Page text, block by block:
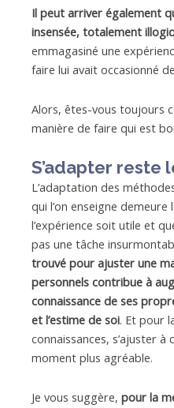
Il peut arriver également
insensée, totalement
emmagasiné une
faire lui avait occasionné
Alors, êtes-vous toujours
manière de faire qui est
S’adapter reste
L’adaptation des
qui l’on enseigne
l’expérience soit utile et
pas une tâche
trouvé pour ajuster une
personnels contribue à
connaissance de ses
et l’estime de soi. Et pour
connaissances, s’ajuster
moment plus agréable.
Je vous suggère, pour la